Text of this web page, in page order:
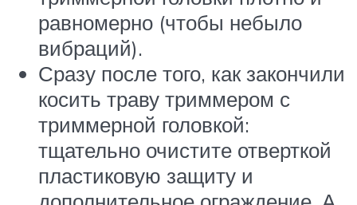
равномерно (чтобы небыло
вибраций).
Сразу после того, как закончили
косить траву триммером с
триммерной головкой:
тщательно очистите отверткой
пластиковую защиту и